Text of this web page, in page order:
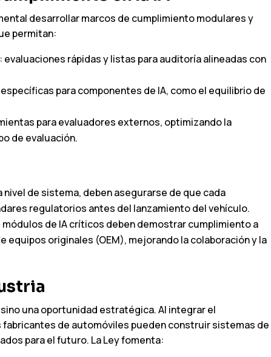
desarrollar marcos de cumplimiento modulares y
permitan:
: evaluaciones rápidas y listas para auditoría alineadas con
para componentes de IA, como el equilibrio de
para evaluadores externos, optimizando la
de evaluación.
de sistema, deben asegurarse de que cada
regulatorios antes del lanzamiento del vehículo.
de IA críticos deben demostrar cumplimiento a
equipos originales (OEM), mejorando la colaboración y la
una oportunidad estratégica. Al integrar el
de automóviles pueden construir sistemas de
para el futuro. La Ley fomenta: